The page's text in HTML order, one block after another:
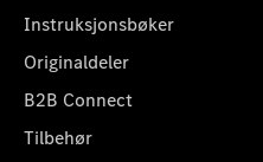
Instruksjonsbøker
Originaldeler
B2B Connect
Tilbehør